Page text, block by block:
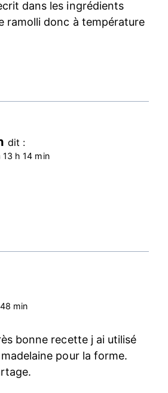
dans les ingrédients
ramolli donc à température
dit :
h 14 min
min
bonne recette j ai utilisé
pour la forme.